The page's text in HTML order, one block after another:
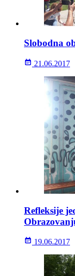
Slobodna
21.06.2017
Refleksije
19.06.2017